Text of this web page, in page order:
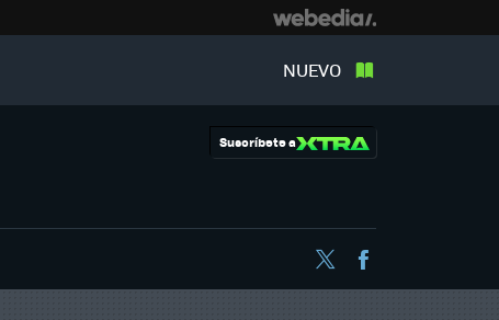
NUEVO
Suscríbete a
Twitter